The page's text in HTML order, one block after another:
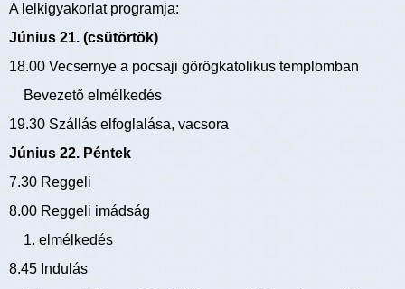
A lelkigyakorlat programja:
Június 21. (csütörtök)
18.00 Vecsernye a pocsaji görögkatolikus templomban
Bevezető elmélkedés
19.30 Szállás elfoglalása, vacsora
Június 22. Péntek
7.30 Reggeli
8.00 Reggeli imádság
1. elmélkedés
8.45 Indulás